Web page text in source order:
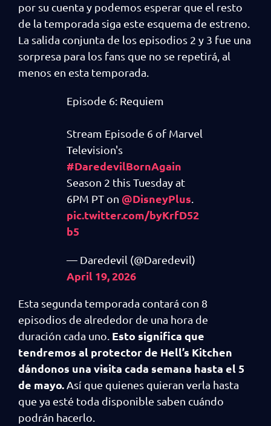
por su cuenta y podemos esperar que el resto
de la temporada siga este esquema de estreno.
La salida conjunta de los episodios 2 y 3 fue una
sorpresa para los fans que no se repetirá, al
menos en esta temporada.
Episode 6: Requiem
Stream Episode 6 of Marvel
Television's
#DaredevilBornAgain
Season 2 this Tuesday at
6PM PT on @DisneyPlus
pic.twitter.com/byKrfD52
b5
— Daredevil (@Daredevil)
April 19, 2026
Esta segunda temporada contará con 8
episodios de alrededor de una hora de
duración cada uno. Esto significa que
tendremos al protector de Hell’s Kitchen
dándonos una visita cada semana hasta el 5
de mayo. Así que quienes quieran verla hasta
que ya esté toda disponible saben cuándo
podrán hacerlo.